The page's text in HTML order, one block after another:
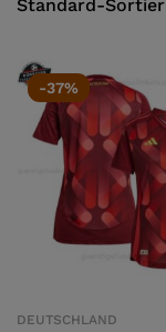
Standard-
-37%
DEUTSCHLAND